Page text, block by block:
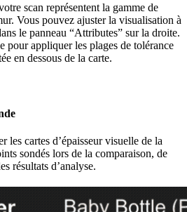
scan représentent la gamme de
Vous pouvez ajuster la visualisation à
le panneau “Attributes” sur la droite.
pour appliquer les plages de tolérance
en dessous de la carte.
les cartes d’épaisseur visuelle de la
sondés lors de la comparaison, de
résultats d’analyse.